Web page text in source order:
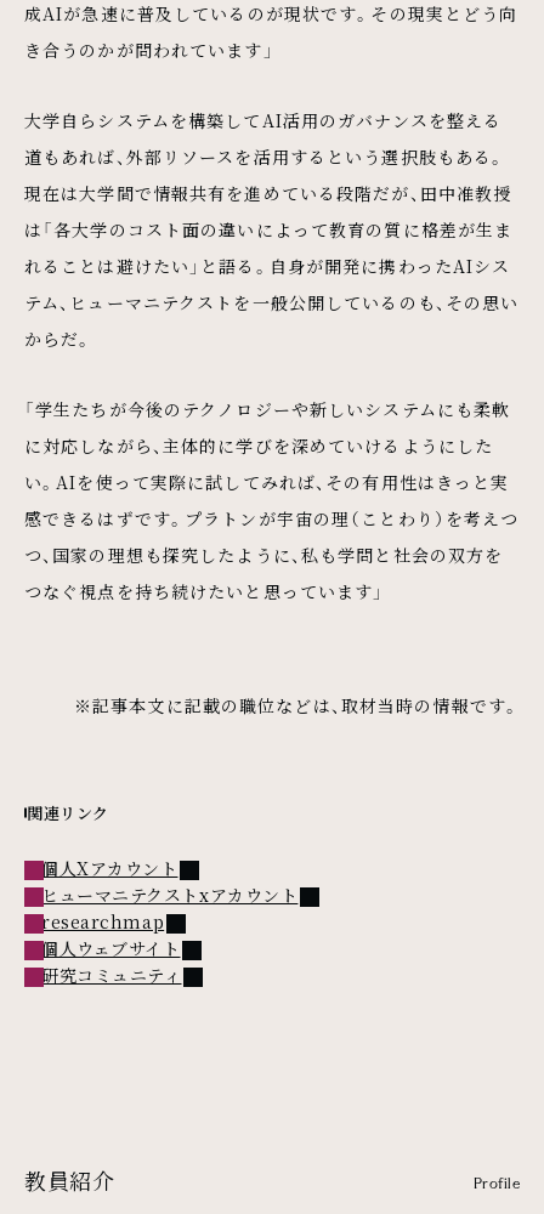
成AIが急速に普及しているのが現状です。その現実とどう向
き合うのかが問われています」
大学自らシステムを構築してAI活用のガバナンスを整える
道もあれば、外部リソースを活用するという選択肢もある。
現在は大学間で情報共有を進めている段階だが、田中准教授
は「各大学のコスト面の違いによって教育の質に格差が生ま
れることは避けたい」と語る。自身が開発に携わったAIシス
テム、ヒューマニテクストを一般公開しているのも、その思い
からだ。
「学生たちが今後のテクノロジーや新しいシステムにも柔軟
に対応しながら、主体的に学びを深めていけるようにした
い。AIを使って実際に試してみれば、その有用性はきっと実
感できるはずです。プラトンが宇宙の理（ことわり）を考えつ
つ、国家の理想も探究したように、私も学問と社会の双方を
つなぐ視点を持ち続けたいと思っています」
※記事本文に記載の職位などは、取材当時の情報です。
関連リンク
個人Xアカウント 外部リンク
ヒューマニテクストxアカウント 外部リンク
researchmap外部リンク
個人ウェブサイト 外部リンク
研究コミュニティ 外部リンク
教員紹介 Profile